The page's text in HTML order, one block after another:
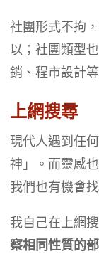
社團形式不拘
以；社團類型
銷、程市設計
上網搜尋
現代人遇到任
神」。而靈感
我們也有機會
我自己在上網
察相同性質的